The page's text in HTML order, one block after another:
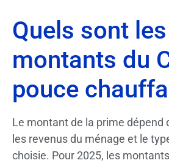
Quels sont les
montants du
pouce
Le montant de la prime dépend
les revenus du ménage et le
choisie. Pour 2025, les